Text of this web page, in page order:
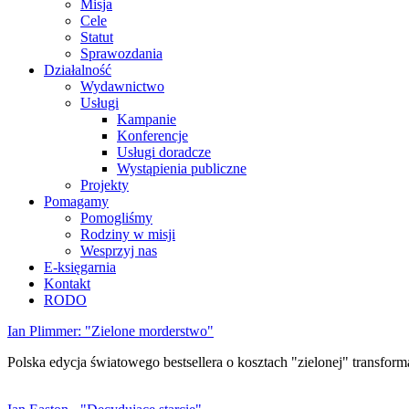
Misja
Cele
Statut
Sprawozdania
Działalność
Wydawnictwo
Usługi
Kampanie
Konferencje
Usługi doradcze
Wystąpienia publiczne
Projekty
Pomagamy
Pomogliśmy
Rodziny w misji
Wesprzyj nas
E-księgarnia
Kontakt
RODO
Ian Plimmer: "Zielone morderstwo"
Polska edycja światowego bestsellera o kosztach "zielonej"